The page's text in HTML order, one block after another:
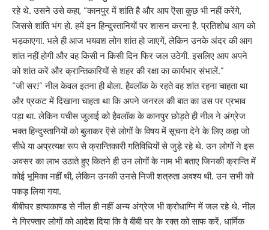
रहे थे. उसने उसे कहा, “कानपुर में शांति है और आप ऎसा कुछ भी नहीं करेंगे,
जिससे शांति भंग हो. हमें इन हिन्दुस्तानियों पर शासन करना है. प्रतिशोध आग को
भड़काएगा. भले ही आज भयवश लोग शांत हो जाएगें, लेकिन उनके अंदर की आग
शांत नहीं होगी और वह किसी न किसी दिन फिर जल उठेगी. इसलिए आप अपने
को शांत करें और क्रान्तिकारियों से शहर की रक्षा का कार्यभार संभालें.”
“जी सर!” नील केवल इतना ही बोला. हैवलॉक के रहते वह शांत रहना चाहता था
और प्रकट में दिखाना चाहता था कि अपने जनरल की बात का उस पर प्रभाव
पड़ा था. लेकिन पचीस जुलाई को हैवलॉक के कानपुर छोड़ते ही नील ने अंग्रेज
भक्त हिन्दुस्तानियों को बुलाकर ऎसे लोगों के विषय में सूचना देने के लिए कहा जो
सीधे या अप्रत्यक्ष रूप से क्रान्तिकारी गतिविधियों से जुड़े रहे थे. उन लोगों ने इस
अवसर का लाभ उठाते हुए कितने ही उन लोगों के नाम भी बताए जिनकी क्रान्ति में
कोई भूमिका नहीं थी, लेकिन उनकी उनसे निजी शत्रुता अवश्य थी. उन सभी को
पकड़ लिया गया.
बीबीघर हत्याकाण्ड से नील ही नहीं अन्य अंग्रेज भी क्रोधाग्नि में जल रहे थे. नील
ने गिरफ्तार लोगों को आदेश दिया कि वे बीबी घर के रक्त को साफ करें. धार्मिक